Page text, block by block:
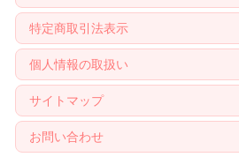
特定商取引法表示
個人情報の取扱い
サイトマップ
お問い合わせ